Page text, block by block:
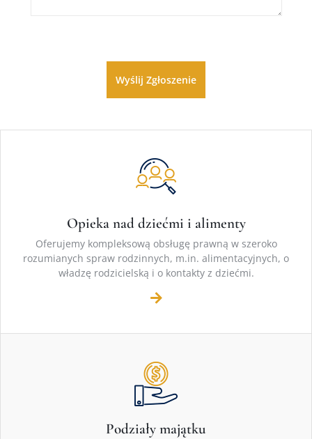
Opieka nad dziećmi i alimenty
Oferujemy kompleksową obsługę prawną w szeroko
rozumianych spraw rodzinnych, m.in. alimentacyjnych, o
władzę rodzicielską i o kontakty z dziećmi.
Podziały majątku